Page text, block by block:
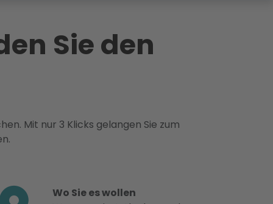
Sie den
Mit nur 3 Klicks gelangen Sie zum
Wo Sie es wollen